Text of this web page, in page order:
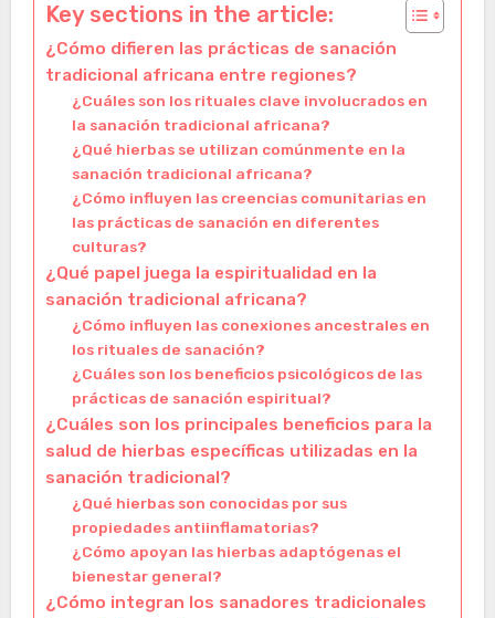
Key sections in the article:
¿Cómo difieren las prácticas de sanación
tradicional africana entre regiones?
¿Cuáles son los rituales clave involucrados en
la sanación tradicional africana?
¿Qué hierbas se utilizan comúnmente en la
sanación tradicional africana?
¿Cómo influyen las creencias comunitarias en
las prácticas de sanación en diferentes
culturas?
¿Qué papel juega la espiritualidad en la
sanación tradicional africana?
¿Cómo influyen las conexiones ancestrales en
los rituales de sanación?
¿Cuáles son los beneficios psicológicos de las
prácticas de sanación espiritual?
¿Cuáles son los principales beneficios para la
salud de hierbas específicas utilizadas en la
sanación tradicional?
¿Qué hierbas son conocidas por sus
propiedades antiinflamatorias?
¿Cómo apoyan las hierbas adaptógenas el
bienestar general?
¿Cómo integran los sanadores tradicionales